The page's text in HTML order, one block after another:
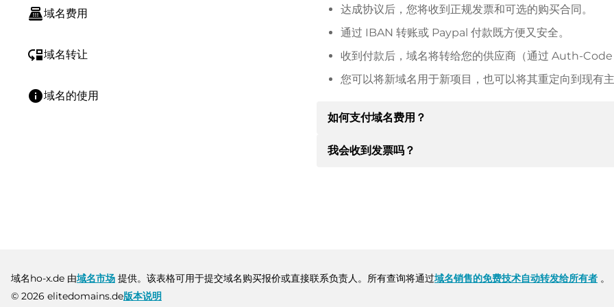
point_of_sale域名费用
move_down域名转让
info域名的使用
达成协议后，您将收到正规发票和可选的购买合同。
通过 IBAN 转账或 Paypal 付款既方便又安全。
收到付款后，域名将转给您的供应商（通过 Auth-Code
您可以将新域名用于新项目，也可以将其重定向到现有主
如何支付域名费用？
达成协议后，房东将通知您付款细节。房主随后会向您提
我会收到发票吗？
域名ho-x.de 由域名市场 提供。该表格可用于提交域名购买报价或直接联系负责人。所有查询将通过域名销售的免费技术自动转发给所有者 。
© 2026 elitedomains.de版本说明